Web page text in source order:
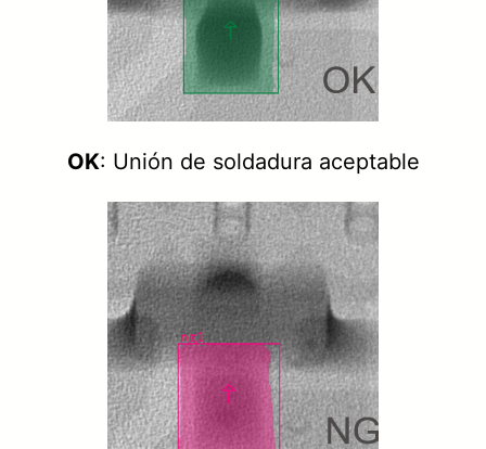
OK: Unión de soldadura aceptable